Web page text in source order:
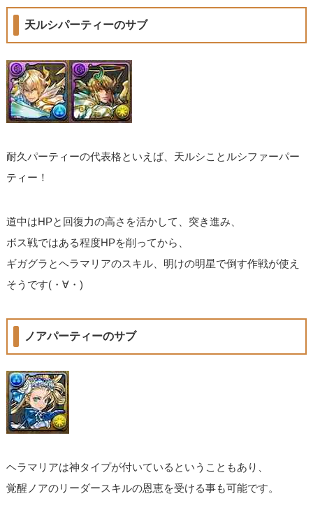
天ルシパーティーのサブ
耐久パーティーの代表格といえば、天ルシことルシファーパー
ティー！
道中はHPと回復力の高さを活かして、突き進み、
ボス戦ではある程度HPを削ってから、
ギガグラとヘラマリアのスキル、明けの明星で倒す作戦が使え
そうです(・∀・)
ノアパーティーのサブ
ヘラマリアは神タイプが付いているということもあり、
覚醒ノアのリーダースキルの恩恵を受ける事も可能です。